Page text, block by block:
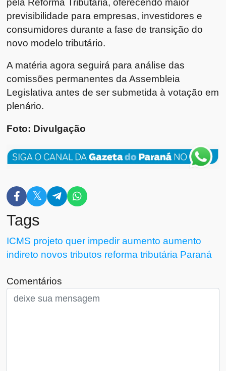
previsibilidade para empresas, investidores e
consumidores durante a fase de transição do
novo modelo tributário.
A matéria agora seguirá para análise das
comissões permanentes da Assembleia
Legislativa antes de ser submetida à votação em
plenário.
Foto: Divulgação
Tags
ICMS projeto quer impedir aumento aumento
indireto novos tributos reforma tributária Paraná
Comentários